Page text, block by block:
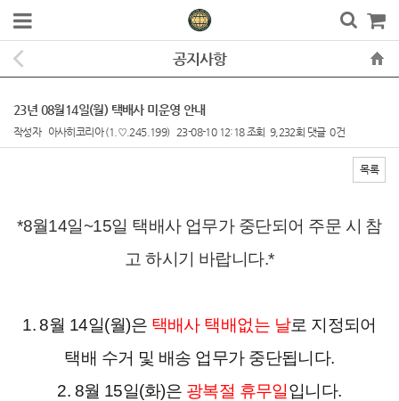
공지사항
23년 08월14일(월) 택배사 미운영 안내
작성자 아사히코리아(1.♡.245.199) 23-08-10 12:18조회 9,232회 댓글 0건
목록
*8월14일~15일 택배사 업무가 중단되어 주문 시 참
고 하시기 바랍니다.*
1. 8월 14일(월)은 택배사 택배없는 날로 지정되어
택배 수거 및 배송 업무가 중단됩니다.
2. 8월 15일(화)은 광복절 휴무일입니다.